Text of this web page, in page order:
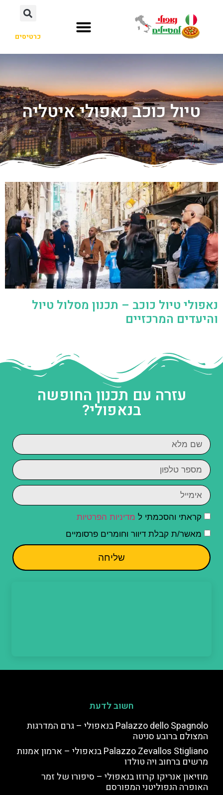
כרטיסים
טיול כוכב נאפולי איטליה
נאפולי טיול כוכב – תכנון מסלול טיול
והיעדים המרכזיים
עזרה עם תכנון החופשה
בנאפולי?
קראתי והסכמתי ל מדיניות הפרטיות
מאשר/ת קבלת דיוור וחומרים פרסומיים
שליחה
חשוב לדעת
Palazzo dello Spagnolo בנאפולי – גרם המדרגות
המצולם ברובע סניטה
Palazzo Zevallos Stigliano בנאפולי – ארמון אמנות
מרשים ברחוב ויה טולדו
מוזיאון אנריקו קרוזו בנאפולי – סיפורו של זמר
האופרה הנפוליטני המפורסם